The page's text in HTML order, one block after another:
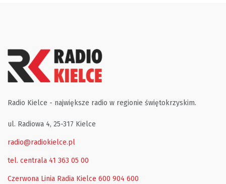
Radio Kielce - największe radio w regionie świętokrzyskim.
ul. Radiowa 4, 25-317 Kielce
radio@radiokielce.pl
tel. centrala 41 363 05 00
Czerwona Linia Radia Kielce 600 904 600